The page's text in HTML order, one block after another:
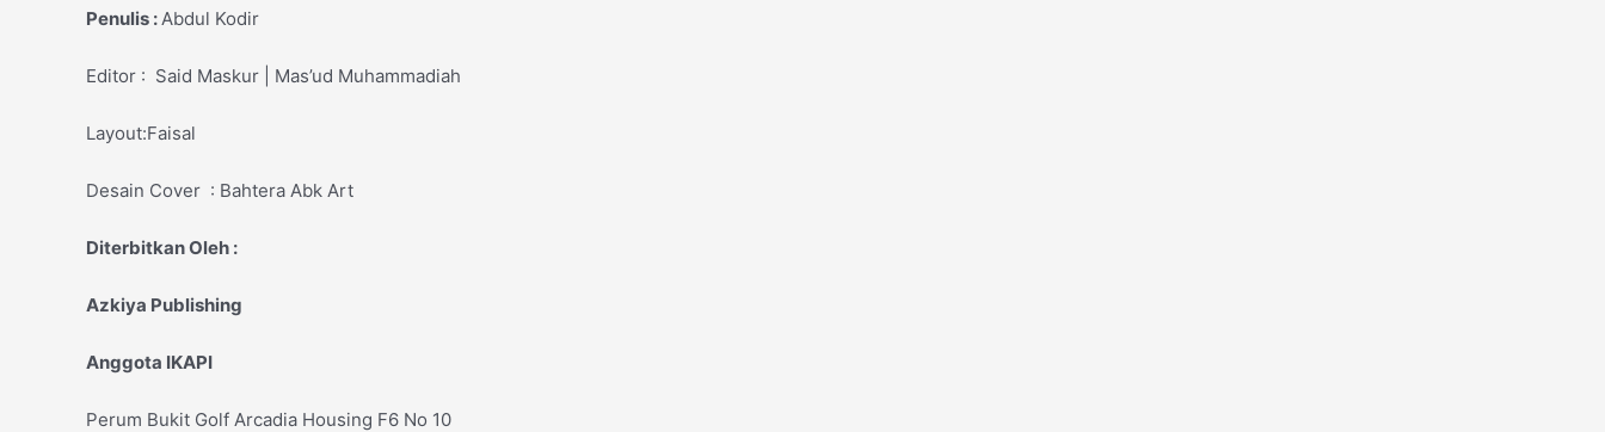
Penulis : Abdul Kodir
Editor : Said Maskur | Mas’ud Muhammadiah
Layout:Faisal
Desain Cover : Bahtera Abk Art
Diterbitkan Oleh :
Azkiya Publishing
Anggota IKAPI
Perum Bukit Golf Arcadia Housing F6 No 10